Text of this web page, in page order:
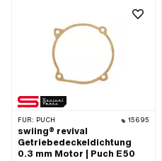
FÜR: PUCH 15695
swiing® revival
Getriebedeckeldichtung
0.3 mm Motor | Puch E50